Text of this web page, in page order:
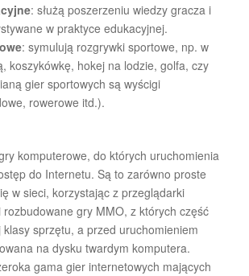
: służą poszerzeniu wiedzy gracza i
w praktyce edukacyjnej.
: symulują rozgrywki sportowe, np. w
koszykówkę, hokej na lodzie, golfa, czy
gier sportowych są wyścigi
rowerowe itd.).
komputerowe, do których uruchomienia
do Internetu. Są to zarówno proste
w sieci, korzystając z przeglądarki
gry MMO, z których część
sprzętu, a przed uruchomieniem
na dysku twardym komputera.
gama gier internetowych mających